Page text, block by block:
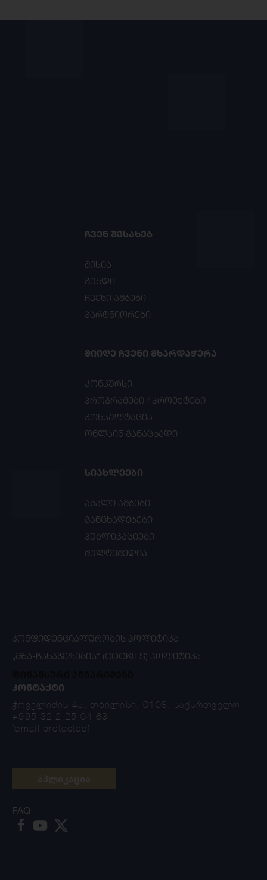
ᲩᲕᲔᲜ ᲨᲔᲡᲐᲮᲔᲑ
მისია
გუნდი
ჩვენი ამბები
პარტნიორები
ᲛᲘᲘᲦᲔ ᲩᲕᲔᲜᲘ ᲛᲮᲐᲠᲓᲐᲭᲔᲠᲐ
კონკურსი
პროგრამები / პროექტები
კონსულტაცია
ონლაინ განაცხადი
ᲡᲘᲐᲮᲚᲔᲔᲑᲘ
ახალი ამბები
განცხადებები
პუბლიკაციები
მულტიმედია
ᲙᲝᲜᲤᲘᲓᲔᲜᲪᲘᲐᲚᲣᲠᲝᲑᲘᲡ ᲞᲝᲚᲘᲢᲘᲙᲐ
„ᲛᲖᲐ-ᲩᲐᲜᲐᲬᲔᲠᲔᲑᲘᲡ“ (COOKIES) ᲞᲝᲚᲘᲢᲘᲙᲐ
ᲙᲝᲜᲢᲐᲥᲢᲘ
ჭოველიძის 4ა, თბილისი, 0108, საქართველო
+995 32 2 25 04 63
[email protected]
FAQ